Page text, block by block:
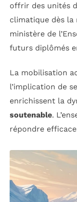
offrir des unités
climatique dès la
ministère de
futurs diplômés
La mobilisation
l’implication de
enrichissent la
soutenable.
répondre